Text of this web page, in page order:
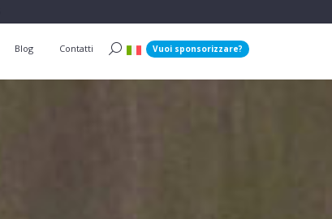
Blog Contatti Vuoi sponsorizzare?